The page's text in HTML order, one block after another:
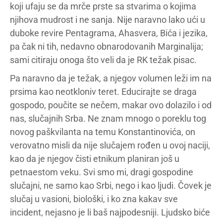
koji ufaju se da mrče prste sa stvarima o kojima
njihova mudrost i ne sanja. Nije naravno lako ući u
duboke revire Pentagrama, Ahasvera, Bića i jezika,
pa čak ni tih, nedavno obnarodovanih Marginalija;
sami citiraju onoga što veli da je RK težak pisac.
Pa naravno da je težak, a njegov volumen leži im na
prsima kao neotkloniv teret. Educirajte se draga
gospodo, poučite se nečem, makar ovo dolazilo i od
nas, slučajnih Srba. Ne znam mnogo o poreklu tog
novog paškvilanta na temu Konstantinovića, on
verovatno misli da nije slučajem rođen u ovoj naciji,
kao da je njegov čisti etnikum planiran još u
petnaestom veku. Svi smo mi, dragi gospodine
slučajni, ne samo kao Srbi, nego i kao ljudi. Čovek je
slučaj u vasioni, biološki, i ko zna kakav sve
incident, nejasno je li baš najpodesniji. Ljudsko biće